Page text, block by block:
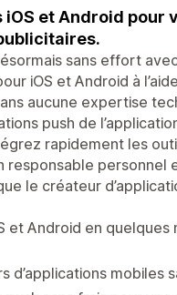
et Android pour
sans effort
iOS et Android à
aucune expertise
push de
rapidement les
responsable personnel
le créateur
et Android en quelques
d’applications mobiles